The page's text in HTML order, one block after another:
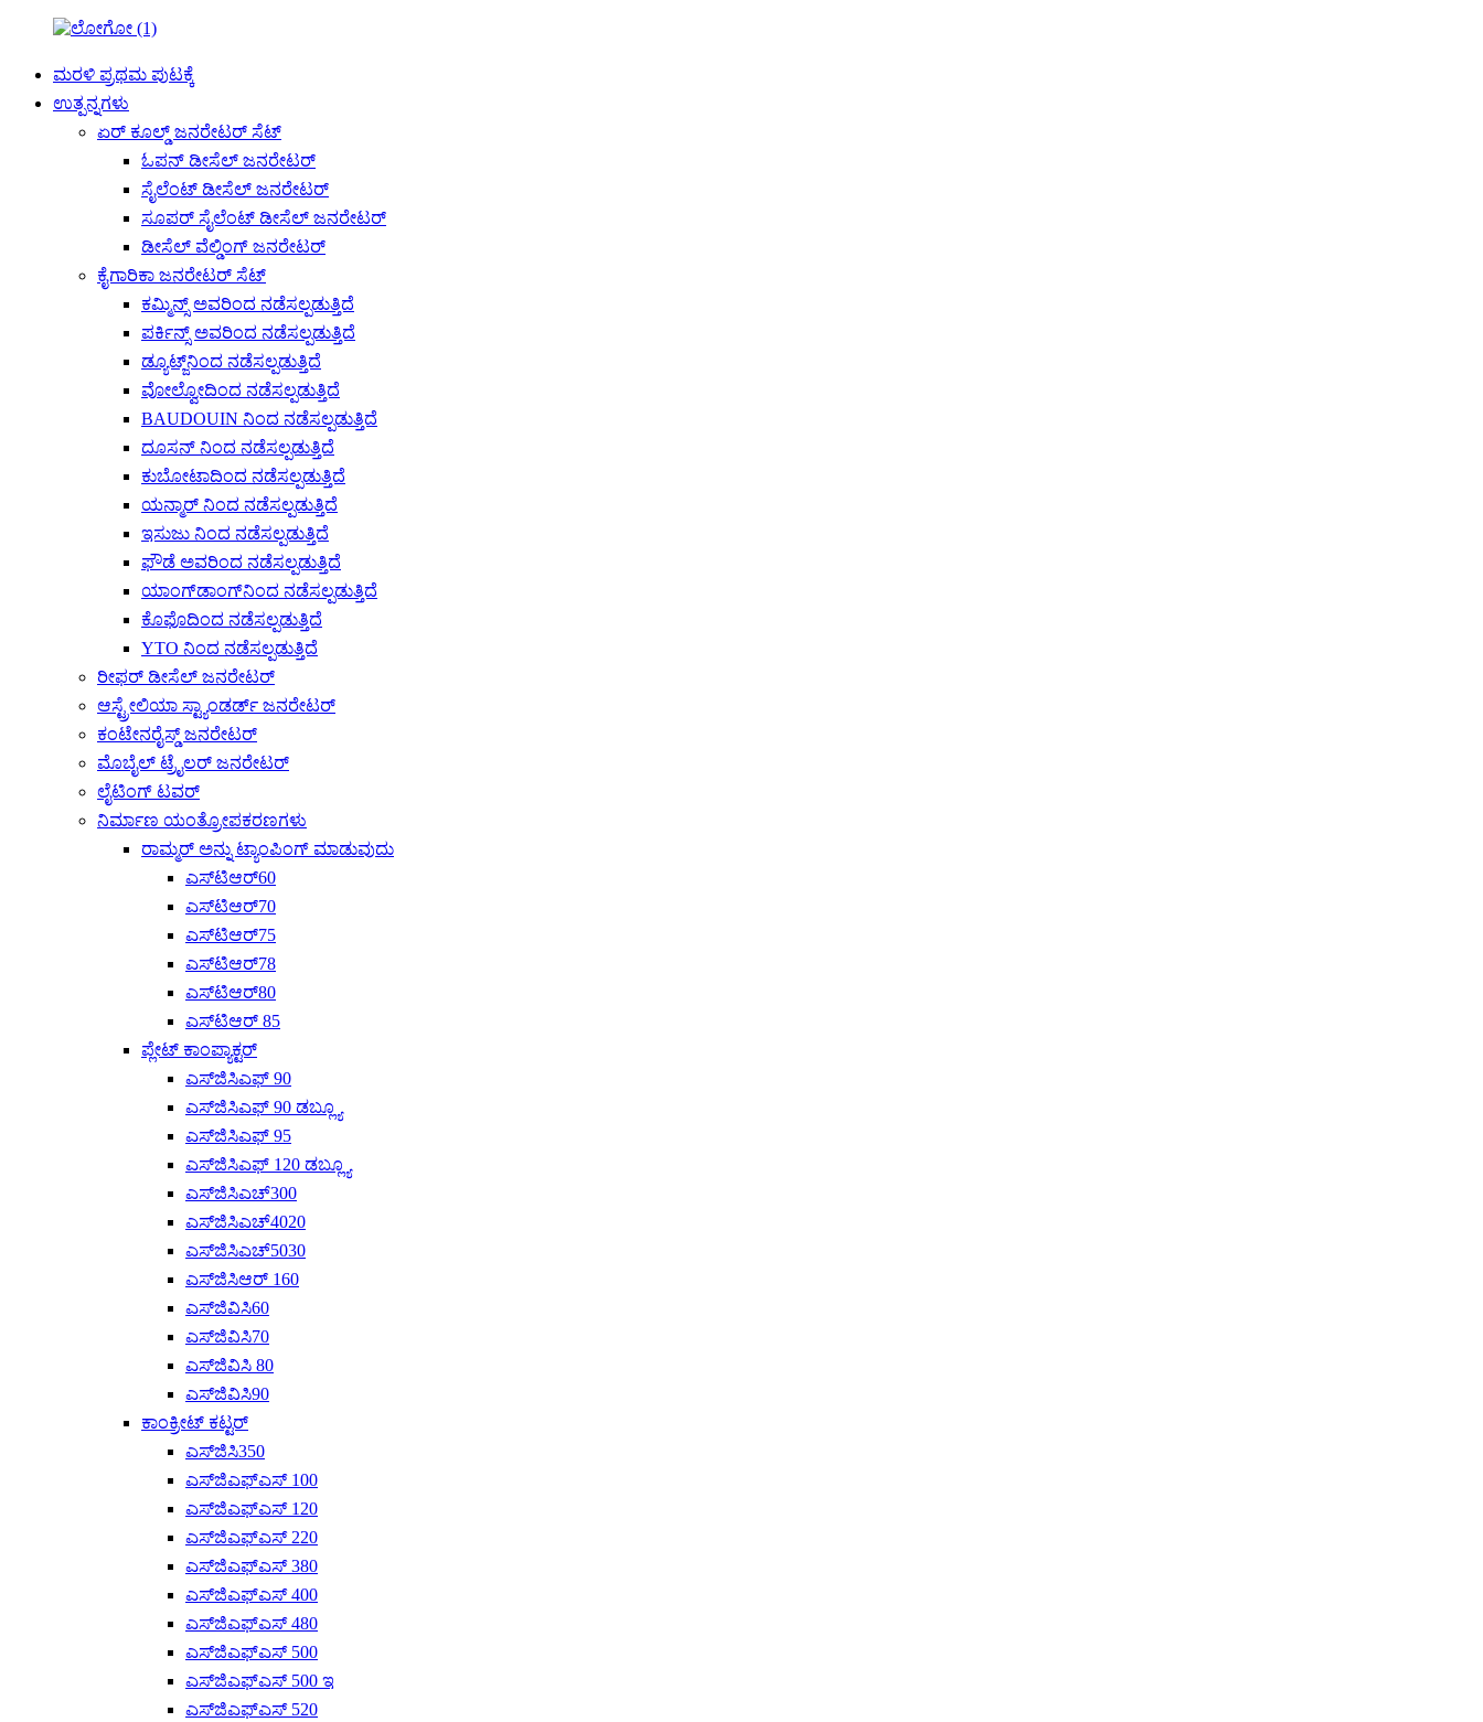
ಮರಳಿ ಪ್ರಥಮ ಪುಟಕ್ಕೆ
ಉತ್ಪನ್ನಗಳು
ಏರ್ ಕೂಲ್ಡ್ ಜನರೇಟರ್ ಸೆಟ್
ಓಪನ್ ಡೀಸೆಲ್ ಜನರೇಟರ್
ಸೈಲೆಂಟ್ ಡೀಸೆಲ್ ಜನರೇಟರ್
ಸೂಪರ್ ಸೈಲೆಂಟ್ ಡೀಸೆಲ್ ಜನರೇಟರ್
ಡೀಸೆಲ್ ವೆಲ್ಡಿಂಗ್ ಜನರೇಟರ್
ಕೈಗಾರಿಕಾ ಜನರೇಟರ್ ಸೆಟ್
ಕಮ್ಮಿನ್ಸ್ ಅವರಿಂದ ನಡೆಸಲ್ಪಡುತ್ತಿದೆ
ಪರ್ಕಿನ್ಸ್ ಅವರಿಂದ ನಡೆಸಲ್ಪಡುತ್ತಿದೆ
ಡ್ಯೂಟ್ಜ್‌ನಿಂದ ನಡೆಸಲ್ಪಡುತ್ತಿದೆ
ವೋಲ್ವೋದಿಂದ ನಡೆಸಲ್ಪಡುತ್ತಿದೆ
BAUDOUIN ನಿಂದ ನಡೆಸಲ್ಪಡುತ್ತಿದೆ
ದೂಸನ್ ನಿಂದ ನಡೆಸಲ್ಪಡುತ್ತಿದೆ
ಕುಬೋಟಾದಿಂದ ನಡೆಸಲ್ಪಡುತ್ತಿದೆ
ಯನ್ಮಾರ್ ನಿಂದ ನಡೆಸಲ್ಪಡುತ್ತಿದೆ
ಇಸುಜು ನಿಂದ ನಡೆಸಲ್ಪಡುತ್ತಿದೆ
ಫೌಡೆ ಅವರಿಂದ ನಡೆಸಲ್ಪಡುತ್ತಿದೆ
ಯಾಂಗ್‌ಡಾಂಗ್‌ನಿಂದ ನಡೆಸಲ್ಪಡುತ್ತಿದೆ
ಕೊಫೊದಿಂದ ನಡೆಸಲ್ಪಡುತ್ತಿದೆ
YTO ನಿಂದ ನಡೆಸಲ್ಪಡುತ್ತಿದೆ
ರೀಫರ್ ಡೀಸೆಲ್ ಜನರೇಟರ್
ಆಸ್ಟ್ರೇಲಿಯಾ ಸ್ಟ್ಯಾಂಡರ್ಡ್ ಜನರೇಟರ್
ಕಂಟೇನರೈಸ್ಡ್ ಜನರೇಟರ್
ಮೊಬೈಲ್ ಟ್ರೈಲರ್ ಜನರೇಟರ್
ಲೈಟಿಂಗ್ ಟವರ್
ನಿರ್ಮಾಣ ಯಂತ್ರೋಪಕರಣಗಳು
ರಾಮ್ಮರ್ ಅನ್ನು ಟ್ಯಾಂಪಿಂಗ್ ಮಾಡುವುದು
ಎಸ್‌ಟಿಆರ್60
ಎಸ್‌ಟಿಆರ್70
ಎಸ್‌ಟಿಆರ್75
ಎಸ್‌ಟಿಆರ್78
ಎಸ್‌ಟಿಆರ್80
ಎಸ್‌ಟಿಆರ್ 85
ಪ್ಲೇಟ್ ಕಾಂಪ್ಯಾಕ್ಟರ್
ಎಸ್‌ಜಿಸಿಎಫ್ 90
ಎಸ್‌ಜಿಸಿಎಫ್ 90 ಡಬ್ಲ್ಯೂ
ಎಸ್‌ಜಿಸಿಎಫ್ 95
ಎಸ್‌ಜಿಸಿಎಫ್ 120 ಡಬ್ಲ್ಯೂ
ಎಸ್‌ಜಿಸಿಎಚ್300
ಎಸ್‌ಜಿಸಿಎಚ್4020
ಎಸ್‌ಜಿಸಿಎಚ್‌5030
ಎಸ್‌ಜಿಸಿಆರ್ 160
ಎಸ್‌ಜಿವಿಸಿ60
ಎಸ್‌ಜಿವಿಸಿ70
ಎಸ್‌ಜಿವಿಸಿ 80
ಎಸ್‌ಜಿವಿಸಿ90
ಕಾಂಕ್ರೀಟ್ ಕಟ್ಟರ್
ಎಸ್‌ಜಿಸಿ350
ಎಸ್‌ಜಿಎಫ್‌ಎಸ್ 100
ಎಸ್‌ಜಿಎಫ್‌ಎಸ್ 120
ಎಸ್‌ಜಿಎಫ್‌ಎಸ್ 220
ಎಸ್‌ಜಿಎಫ್‌ಎಸ್ 380
ಎಸ್‌ಜಿಎಫ್‌ಎಸ್ 400
ಎಸ್‌ಜಿಎಫ್‌ಎಸ್ 480
ಎಸ್‌ಜಿಎಫ್‌ಎಸ್ 500
ಎಸ್‌ಜಿಎಫ್‌ಎಸ್ 500 ಇ
ಎಸ್‌ಜಿಎಫ್‌ಎಸ್ 520